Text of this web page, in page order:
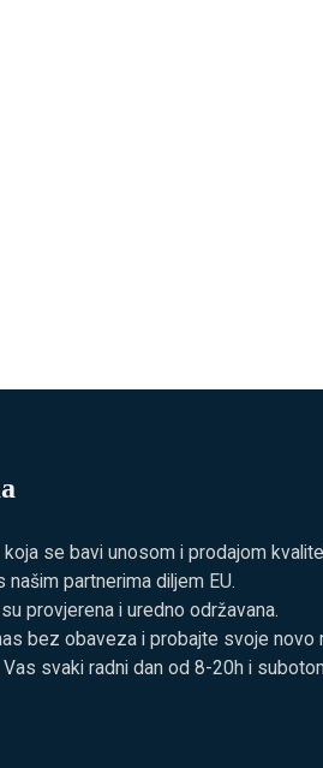
koja se bavi unosom i prodajom
našim partnerima diljem EU.
provjerena i uredno održavana.
bez obaveza i probajte svoje novo
svaki radni dan od 8-20h i